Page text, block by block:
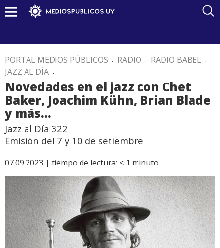
PORTAL MEDIOS PÚBLICOS . RADIO . RADIO BABEL .
JAZZ AL DÍA .
Novedades en el jazz con Chet
Baker, Joachim Kühn, Brian Blade
y más…
Jazz al Día 322
Emisión del 7 y 10 de setiembre
07.09.2023 | tiempo de lectura: < 1 minuto